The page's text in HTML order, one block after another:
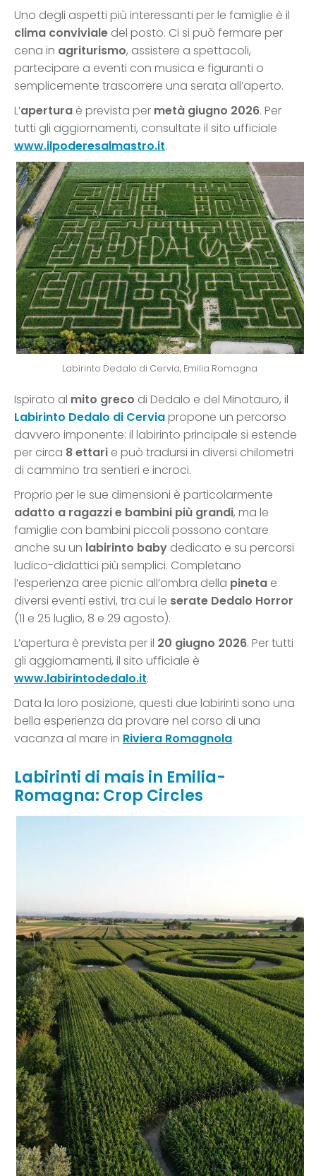
Uno degli aspetti più interessanti per le famiglie è il
clima conviviale del posto. Ci si può fermare per
cena in agriturismo, assistere a spettacoli,
partecipare a eventi con musica e figuranti o
semplicemente trascorrere una serata all’aperto.
L’apertura è prevista per metà giugno 2026. Per
tutti gli aggiornamenti, consultate il sito ufficiale
www.ilpoderesalmastro.it.
Labirinto Dedalo di Cervia, Emilia Romagna
Ispirato al mito greco di Dedalo e del Minotauro, il
Labirinto Dedalo di Cerviapropone un percorso
davvero imponente: il labirinto principale si estende
per circa 8 ettari e può tradursi in diversi chilometri
di cammino tra sentieri e incroci.
Proprio per le sue dimensioni è particolarmente
adatto a ragazzi e bambini più grandi, ma le
famiglie con bambini piccoli possono contare
anche su un labirinto baby dedicato e su percorsi
ludico-didattici più semplici. Completano
l’esperienza aree picnic all’ombra della pineta e
diversi eventi estivi, tra cui le serate Dedalo Horror
(11 e 25 luglio, 8 e 29 agosto).
L’apertura è prevista per il 20 giugno 2026. Per tutti
gli aggiornamenti, il sito ufficiale è
www.labirintodedalo.it.
Data la loro posizione, questi due labirinti sono una
bella esperienza da provare nel corso di una
vacanza al mare in Riviera Romagnola.
Labirinti di mais in Emilia-
Romagna: Crop Circles